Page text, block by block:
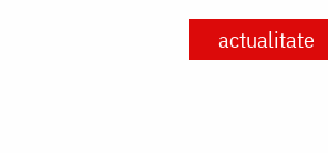
actualitate